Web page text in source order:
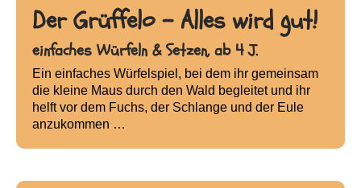
Der Grüffelo - Alles wird gut!
einfaches Würfeln & Setzen, ab 4 J.
Ein einfaches Würfelspiel, bei dem ihr gemeinsam
die kleine Maus durch den Wald begleitet und ihr
helft vor dem Fuchs, der Schlange und der Eule
anzukommen …